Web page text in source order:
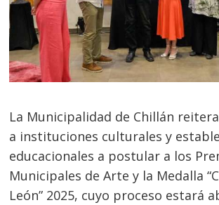
La Municipalidad de Chillán
a instituciones culturales y
educacionales a postular a los
Municipales de Arte y la Medalla
León” 2025, cuyo proceso estará